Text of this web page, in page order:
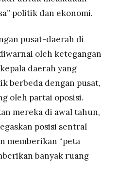
politik dan ekonomi.
pusat-daerah di
oleh ketegangan
daerah yang
berbeda dengan pusat,
oleh partai oposisi.
mereka di awal tahun,
posisi sentral
memberikan “peta
banyak ruang